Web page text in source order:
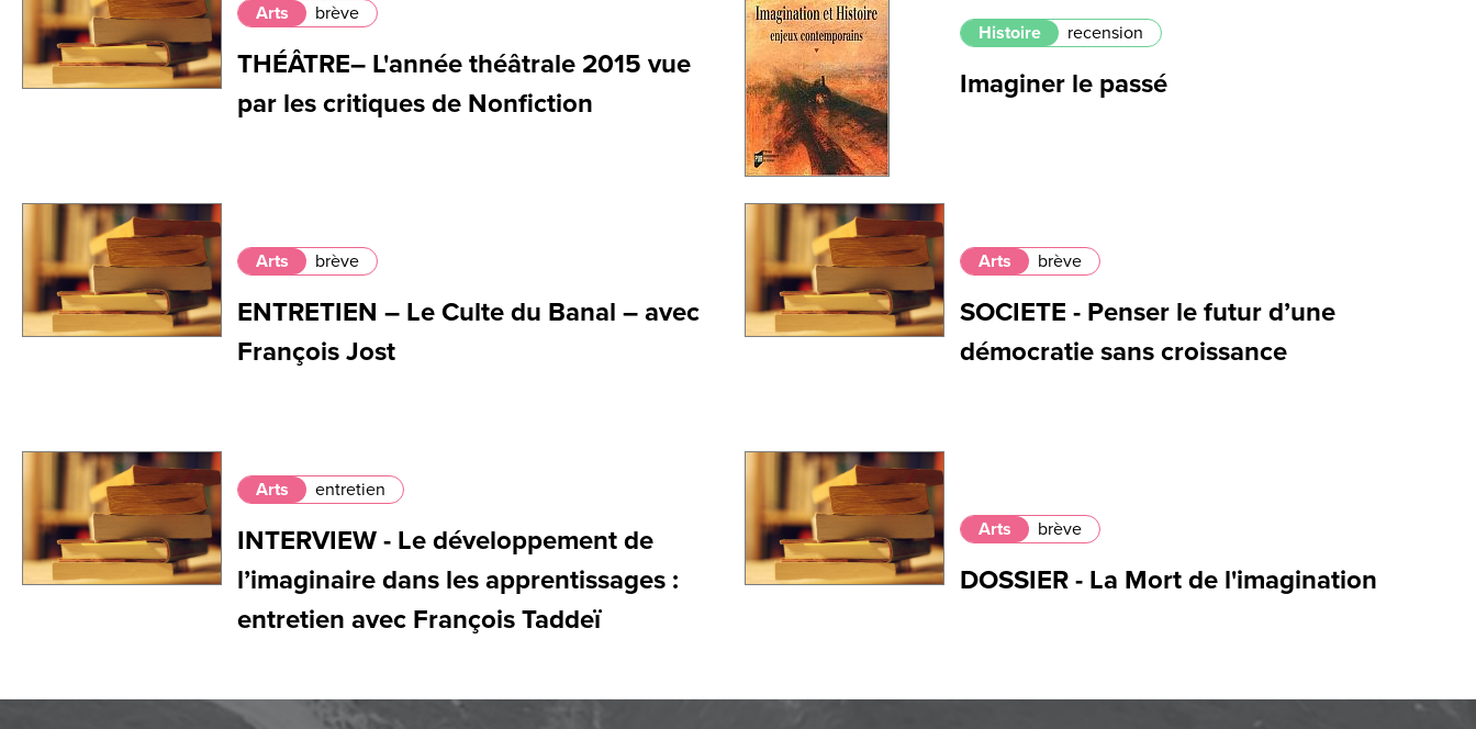
Arts brève
THÉÂTRE– L'année théâtrale 2015 vue
par les critiques de Nonfiction
Histoire recension
Imaginer le passé
Arts brève
ENTRETIEN – Le Culte du Banal – avec
François Jost
Arts brève
SOCIETE - Penser le futur d’une
démocratie sans croissance
Arts entretien
INTERVIEW - Le développement de
l’imaginaire dans les apprentissages :
entretien avec François Taddeï
Arts brève
DOSSIER - La Mort de l'imagination